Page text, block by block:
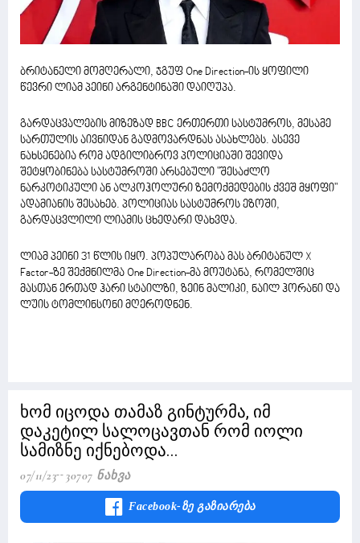
ბრიტანელი მომღერალი, ჯგუფ One Direction-ის ყოფილი
წევრი ლიამ პეინი არგენტინაში დაიღუპა.
გარდაცვალების მიზეზად BBC ერთერთი სასტუმროს, მესამე
სართულის აივნიდან გადმოვარდნას ასახლებს. ასევე
ნახსენებია რომ ადგილიბროვ პოლიციაში შევიდა
შეტყობინება სასტუმროში არსებული "შესაძლო
ნარკოტიკული ან ალკოჰოლური ზემოქმედების ქვეშ მყოფი"
ადამიანის შესახებ. პოლიციას სასტუმროს ეზოში,
გარდაცვლილი ლიამის ცხედარი დახვდა.
ლიამ პეინი 31 წლის იყო. პოპულარობა მას ბრიტანულ X
Factor-ზე შექმნილმა One Direction-მა მოუტანა, რომელშიც
მასთან ერთად ჰარი სტაილზი, ზეინ მალიკი, ნაილ ჰორანი და
ლუის ტომლინსონი მღეროდნენ.
ხომ იცოდა თამაზ გინტურმა, იმ
დაკეტილ სალოცავთან რომ იოლი
სამიზნე იქნებოდა...
07/11/23 30707 Ნახვა
Facebook-Ზე Გაზიარება